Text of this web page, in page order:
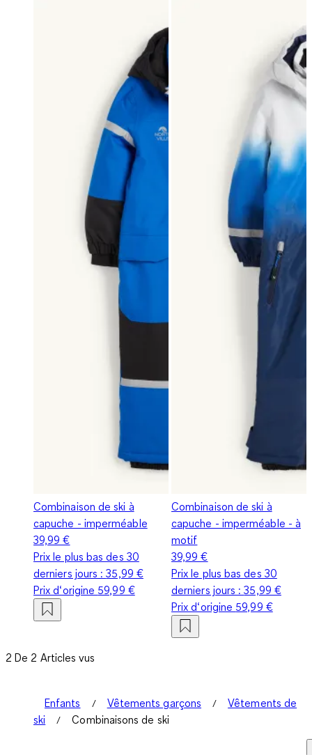
Combinaison de ski à
capuche - imperméable
39,99 €
Prix le plus bas des 30
derniers jours :35,99 €
Prix d‘origine 59,99 €
Combinaison de ski à
capuche - imperméable - à
motif
39,99 €
Prix le plus bas des 30
derniers jours :35,99 €
Prix d‘origine 59,99 €
2 De 2 Articles vus
Enfants Vêtements garçons
Vêtements de
ski
Combinaisons de ski